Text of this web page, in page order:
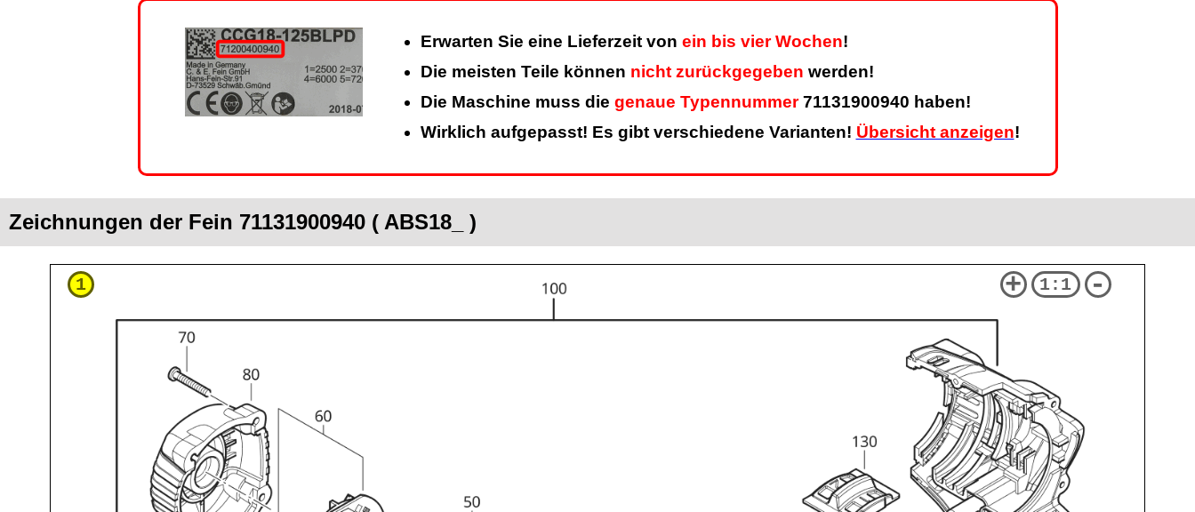
Erwarten Sie eine Lieferzeit von ein bis vier Wochen!
Die meisten Teile können nicht zurückgegeben werden!
Die Maschine muss die genaue Typennummer71131900940 haben!
Wirklich aufgepasst! Es gibt verschiedene Varianten! Übersicht anzeigen!
Zeichnungen der Fein 71131900940 ( ABS18_ )
1 + 1:1 -